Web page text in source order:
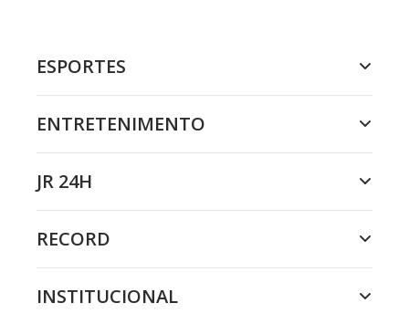
ESPORTES
ENTRETENIMENTO
JR 24H
RECORD
INSTITUCIONAL